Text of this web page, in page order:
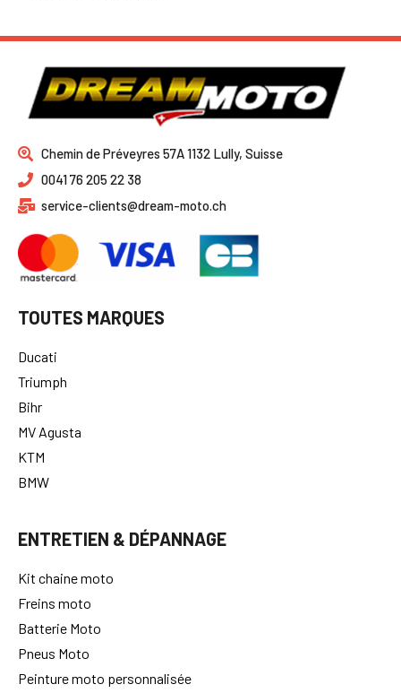
Chemin de Préveyres 57A 1132 Lully, Suisse
0041 76 205 22 38
service-clients@dream-moto.ch
TOUTES MARQUES
Ducati
Triumph
Bihr
MV Agusta
KTM
BMW
ENTRETIEN & DÉPANNAGE
Kit chaine moto
Freins moto
Batterie Moto
Pneus Moto
Peinture moto personnalisée